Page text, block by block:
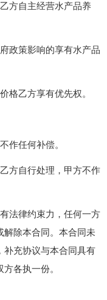
方自主经营水产品养
政策影响的享有水产品
乙方享有优先权。
任何补偿。
方自行处理，甲方不作
法律约束力，任何一方
解除本合同。本合同未
补充协议与本合同具有
各执一份。